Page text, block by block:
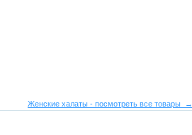
Женские халаты - посмотреть все товары →